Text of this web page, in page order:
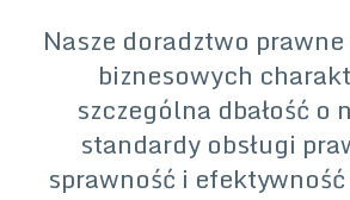
Nasze doradztwo
biznesowych
szczególna dbałość o
standardy obsługi
sprawność i